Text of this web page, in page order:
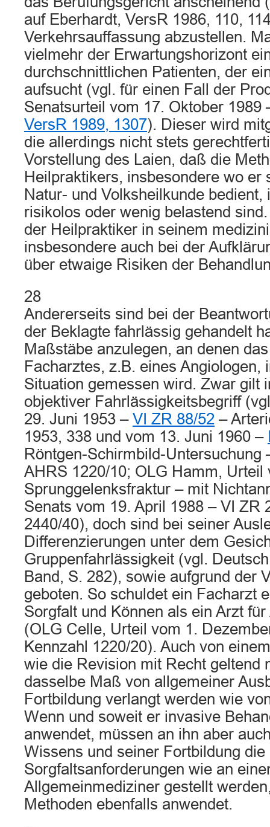
auf Eberhardt, VersR 1986, 110,
Verkehrsauffassung abzustellen.
vielmehr der Erwartungshorizont
durchschnittlichen Patienten, der
aufsucht (vgl. für einen Fall der
Senatsurteil vom 17. Oktober 1989
VersR 1989, 1307). Dieser wird
die allerdings nicht stets
Vorstellung des Laien, daß die
Heilpraktikers, insbesondere wo er
Natur- und Volksheilkunde bedient,
risikolos oder wenig belastend
der Heilpraktiker in seinem
insbesondere auch bei der
über etwaige Risiken der
28
Andererseits sind bei der
der Beklagte fahrlässig gehandelt
Maßstäbe anzulegen, an denen
Facharztes, z.B. eines Angiologen,
Situation gemessen wird. Zwar gilt
objektiver Fahrlässigkeitsbegriff
29. Juni 1953 – VI ZR 88/52 –
1953, 338 und vom 13. Juni 1960 –
Röntgen-Schirmbild-Untersuchung
AHRS 1220/10; OLG Hamm, Urteil
Sprunggelenksfraktur – mit
Senats vom 19. April 1988 – VI ZR
2440/40), doch sind bei seiner
Differenzierungen unter dem
Gruppenfahrlässigkeit (vgl.
Band, S. 282), sowie aufgrund der
geboten. So schuldet ein Facharzt
Sorgfalt und Können als ein Arzt
(OLG Celle, Urteil vom 1.
Kennzahl 1220/20). Auch von
wie die Revision mit Recht geltend
dasselbe Maß von allgemeiner
Fortbildung verlangt werden wie
Wenn und soweit er invasive
anwendet, müssen an ihn aber
Wissens und seiner Fortbildung die
Sorgfaltsanforderungen wie an
Allgemeinmediziner gestellt
Methoden ebenfalls anwendet.